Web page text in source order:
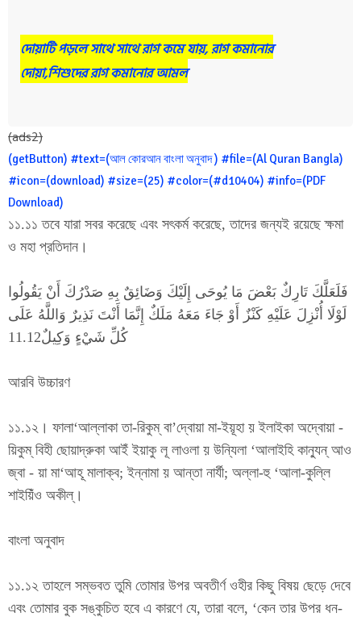
দোয়াটি পড়লে সাথে সাথে রাগ কমে যায়, রাগ কমানোর
দোয়া,শিশুদের রাগ কমানোর আমল
(ads2)
(getButton) #text=(আল কোরআন বাংলা অনুবাদ ) #file=(Al Quran Bangla)
#icon=(download) #size=(25) #color=(#d10404) #info=(PDF
Download)
১১.১১ তবে যারা সবর করেছে এবং সৎকর্ম করেছে, তাদের জন্যই রয়েছে ক্ষমা
ও মহা প্রতিদান।
فَلَعَلَّكَ تَارِكٌ بَعْضَ مَا يُوحَى إِلَيْكَ وَضَائِقٌ بِهِ صَدْرُكَ أَنْ يَقُولُوا
لَوْلَا أُنْزِلَ عَلَيْهِ كَنْزٌ أَوْ جَاءَ مَعَهُ مَلَكٌ إِنَّمَا أَنْتَ نَذِيرٌ وَاللَّهُ عَلَى
كُلِّ شَيْءٍ وَكِيلٌ11.12
আরবি উচ্চারণ
১১.১২। ফালা‘আল্লাকা তা-রিকুম্ বা’দ্বোয়া মা-ইয়ূহা য় ইলাইকা অদ্বোয়া -
য়িকুম্ বিহী ছোয়াদ্রুকা আইঁ ইয়াকু লূ লাওলা য় উন্যিলা ‘আলাইহি কান্যুন্ আও
জ্বা - য়া মা‘আহূ মালাক্ব; ইন্নামা য় আন্তা নার্যী; অল্লা-হু ‘আলা-কুল্লি
শাইয়িঁও অকীল্।
বাংলা অনুবাদ
১১.১২ তাহলে সম্ভবত তুমি তোমার উপর অবতীর্ণ ওহীর কিছু বিষয় ছেড়ে দেবে
এবং তোমার বুক সঙ্কুচিত হবে এ কারণে যে, তারা বলে, ‘কেন তার উপর ধন-